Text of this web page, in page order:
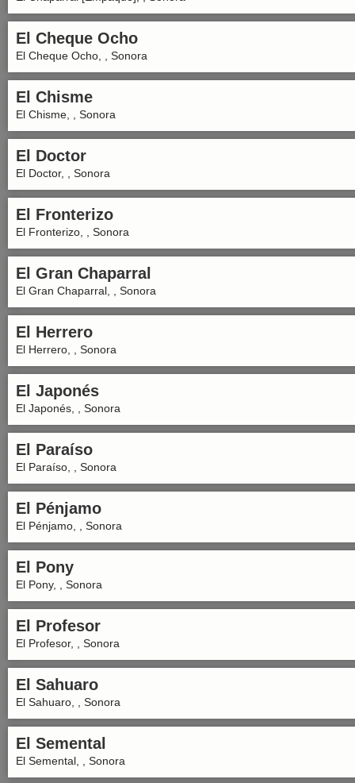
El Cheque Ocho
El Cheque Ocho, , Sonora
El Chisme
El Chisme, , Sonora
El Doctor
El Doctor, , Sonora
El Fronterizo
El Fronterizo, , Sonora
El Gran Chaparral
El Gran Chaparral, , Sonora
El Herrero
El Herrero, , Sonora
El Japonés
El Japonés, , Sonora
El Paraíso
El Paraíso, , Sonora
El Pénjamo
El Pénjamo, , Sonora
El Pony
El Pony, , Sonora
El Profesor
El Profesor, , Sonora
El Sahuaro
El Sahuaro, , Sonora
El Semental
El Semental, , Sonora